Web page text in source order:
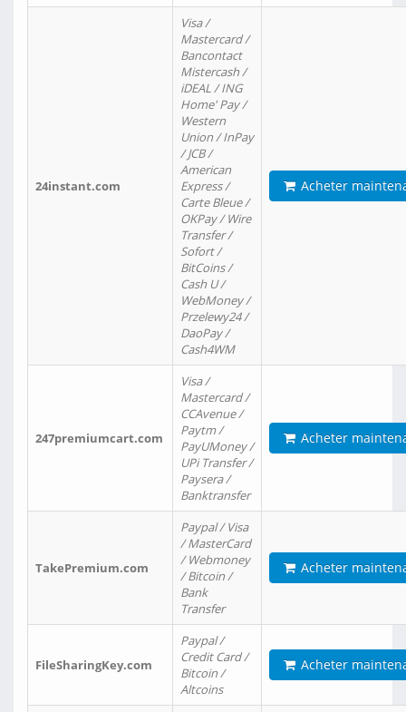
24instant.com
Visa /
Mastercard /
Bancontact
Mistercash /
iDEAL / ING
Home' Pay /
Western
Union / InPay
/ JCB /
American
Express /
Carte Bleue /
OKPay / Wire
Transfer /
Sofort /
BitCoins /
Cash U /
WebMoney /
Przelewy24 /
DaoPay /
Cash4WM
Acheter
247premiumcart.com
Visa /
Mastercard /
CCAvenue /
Paytm /
PayUMoney /
UPi Transfer /
Paysera /
Banktransfer
Acheter
TakePremium.com
Paypal / Visa
/ MasterCard
/ Webmoney
/ Bitcoin /
Bank
Transfer
Acheter
FileSharingKey.com
Paypal /
Credit Card /
Bitcoin /
Altcoins
Acheter